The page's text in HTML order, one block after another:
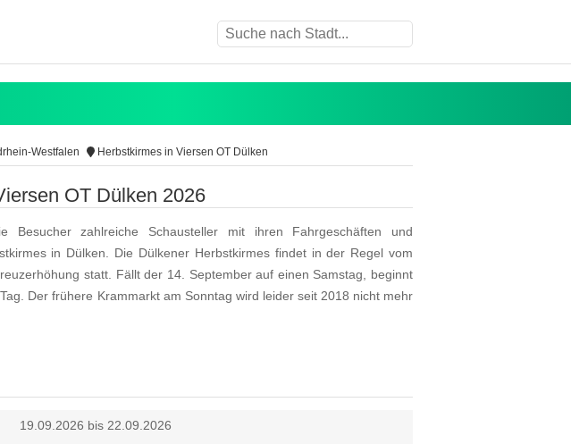
Westfalen Herbstkirmes in Viersen OT Dülken
OT Dülken 2026
Besucher zahlreiche Schausteller mit ihren Fahrgeschäften und
in Dülken. Die Dülkener Herbstkirmes findet in der Regel vom
statt. Fällt der 14. September auf einen Samstag, beginnt
Der frühere Krammarkt am Sonntag wird leider seit 2018 nicht mehr
19.09.2026 bis 22.09.2026